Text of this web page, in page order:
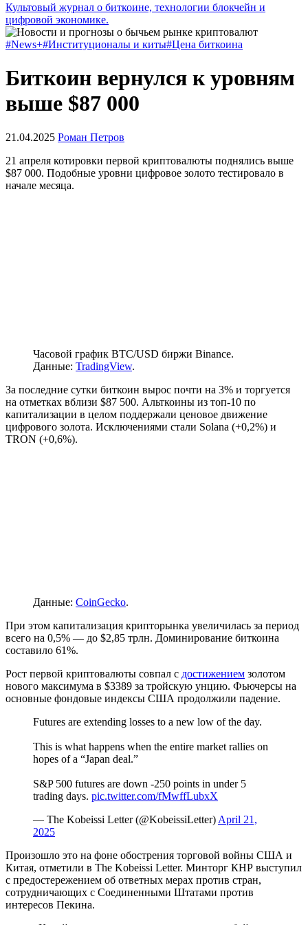
Культовый журнал о биткоине, технологии блокчейн и
цифровой экономике.
#News+#Институционалы и киты#Цена биткоина
Биткоин вернулся к уровням
выше $87 000
21.04.2025 Роман Петров
21 апреля котировки первой криптовалюты поднялись выше
$87 000. Подобные уровни цифровое золото тестировало в
начале месяца.
Часовой график BTC/USD биржи Binance.
Данные: TradingView.
За последние сутки биткоин вырос почти на 3% и торгуется
на отметках вблизи $87 500. Альткоины из топ-10 по
капитализации в целом поддержали ценовое движение
цифрового золота. Исключениями стали Solana (+0,2%) и
TRON (+0,6%).
Данные: CoinGecko.
При этом капитализация крипторынка увеличилась за период
всего на 0,5% — до $2,85 трлн. Доминирование биткоина
составило 61%.
Рост первой криптовалюты совпал с достижением золотом
нового максимума в $3389 за тройскую унцию. Фьючерсы на
основные фондовые индексы США продолжили падение.
Futures are extending losses to a new low of the day.
This is what happens when the entire market rallies on
hopes of a “Japan deal.”
S&P 500 futures are down -250 points in under 5
trading days. pic.twitter.com/fMwffLubxX
— The Kobeissi Letter (@KobeissiLetter) April 21,
2025
Произошло это на фоне обострения торговой войны США и
Китая, отметили в The Kobeissi Letter. Минторг КНР выступил
с предостережением об ответных мерах против стран,
сотрудничающих с Соединенными Штатами против
интересов Пекина.